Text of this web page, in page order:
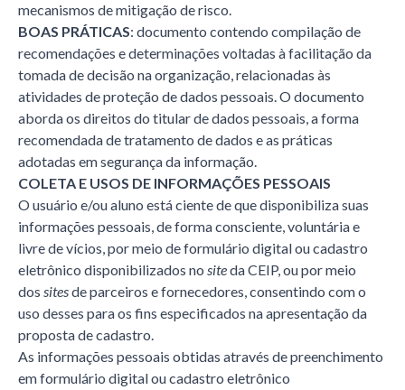
mecanismos de mitigação de risco.
BOAS PRÁTICAS: documento contendo compilação de
recomendações e determinações voltadas à facilitação da
tomada de decisão na organização, relacionadas às
atividades de proteção de dados pessoais. O documento
aborda os direitos do titular de dados pessoais, a forma
recomendada de tratamento de dados e as práticas
adotadas em segurança da informação.
COLETA E USOS DE INFORMAÇÕES PESSOAIS
O usuário e/ou aluno está ciente de que disponibiliza suas
informações pessoais, de forma consciente, voluntária e
livre de vícios, por meio de formulário digital ou cadastro
eletrônico disponibilizados no siteda CEIP, ou por meio
dos sitesde parceiros e fornecedores, consentindo com o
uso desses para os fins especificados na apresentação da
proposta de cadastro.
As informações pessoais obtidas através de preenchimento
em formulário digital ou cadastro eletrônico